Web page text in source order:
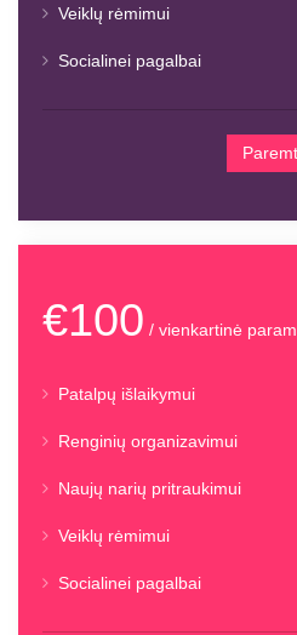
Veiklų rėmimui
Socialinei pagalbai
€100 / vienkartinė
Patalpų išlaikymui
Renginių organizavimui
Naujų narių pritraukimui
Veiklų rėmimui
Socialinei pagalbai